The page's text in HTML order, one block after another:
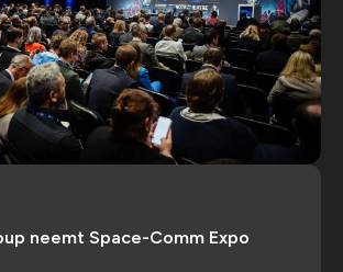
neemt Space-Comm Expo